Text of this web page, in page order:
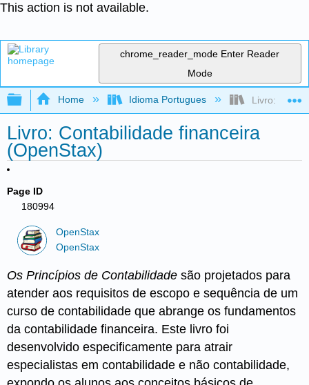
This action is not available.
chrome_reader_mode Enter Reader
Mode
Expand/collapse global hierarchy
Home Idioma Portugues Livro:
Livro: Contabilidade financeira
(OpenStax)
Page ID
180994
OpenStax
OpenStax
Os Princípios de Contabilidade são projetados para
atender aos requisitos de escopo e sequência de um
curso de contabilidade que abrange os fundamentos
da contabilidade financeira. Este livro foi
desenvolvido especificamente para atrair
especialistas em contabilidade e não contabilidade,